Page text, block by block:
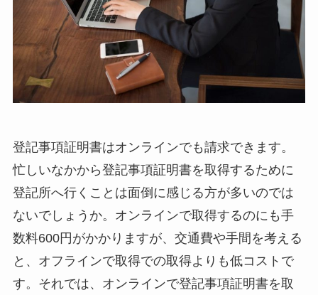
登記事項証明書はオンラインでも請求できます。
忙しいなかから登記事項証明書を取得するために
登記所へ行くことは面倒に感じる方が多いのでは
ないでしょうか。オンラインで取得するのにも手
数料600円がかかりますが、交通費や手間を考える
と、オフラインで取得での取得よりも低コストで
す。それでは、オンラインで登記事項証明書を取